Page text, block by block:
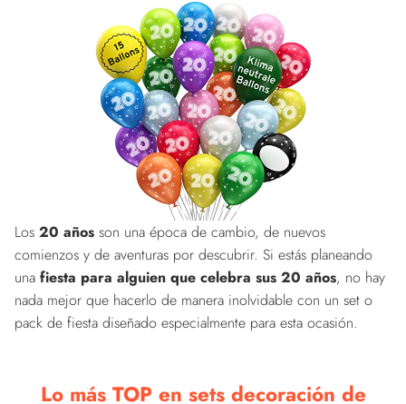
Los 20 años son una época de cambio, de nuevos
comienzos y de aventuras por descubrir. Si estás planeando
una fiesta para alguien que celebra sus 20 años, no hay
nada mejor que hacerlo de manera inolvidable con un set o
pack de fiesta diseñado especialmente para esta ocasión.
Lo más TOP en sets decoración de